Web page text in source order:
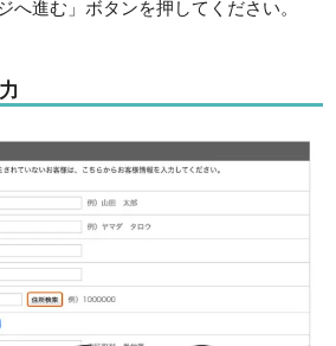
へ進む」ボタンを押してください。